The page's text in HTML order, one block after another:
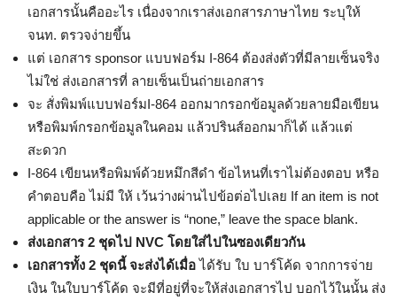
เอกสารนั้นคืออะไร เนื่องจากเราส่งเอกสารภาษาไทย ระบุให้
จนท. ตรวจง่ายขึ้น
แต่ เอกสาร sponsor แบบฟอร์ม I-864 ต้องส่งตัวที่มีลายเซ็นจริง
ไม่ใช่ ส่งเอกสารที่ ลายเซ็นเป็นถ่ายเอกสาร
จะ สั่งพิมพ์แบบฟอร์มI-864 ออกมากรอกข้อมูลด้วยลายมือเขียน
หรือพิมพ์กรอกข้อมูลในคอม แล้วปรินส์ออกมาก็ได้ แล้วแต่
สะดวก
I-864 เขียนหรือพิมพ์ด้วยหมึกสีดำ ข้อไหนที่เราไม่ต้องตอบ หรือ
คำตอบคือ ไม่มี ให้ เว้นว่างผ่านไปข้อต่อไปเลย If an item is not
applicable or the answer is “none,” leave the space blank.
ส่งเอกสาร 2 ชุดไป NVC โดยใส่ไปในซองเดียวกัน
เอกสารทั้ง 2 ชุดนี้ จะส่งได้เมื่อได้รับ ใบ บาร์โค้ด จากการจ่าย
เงิน ในใบบาร์โค้ด จะมีที่อยู่ที่จะให้ส่งเอกสารไป บอกไว้ในนั้น ส่ง